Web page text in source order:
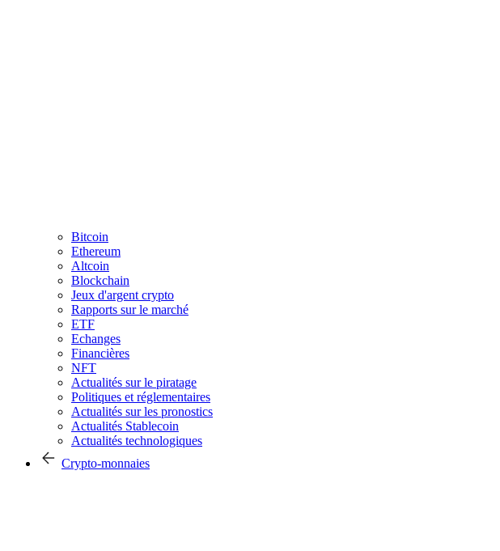
Bitcoin
Ethereum
Altcoin
Blockchain
Jeux d'argent crypto
Rapports sur le marché
ETF
Echanges
Financières
NFT
Actualités sur le piratage
Politiques et réglementaires
Actualités sur les pronostics
Actualités Stablecoin
Actualités technologiques
Crypto-monnaies